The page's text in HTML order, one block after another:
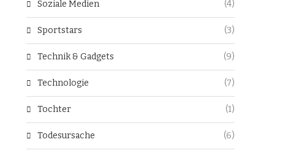
Soziale Medien (4)
Sportstars (3)
Technik & Gadgets (9)
Technologie (7)
Tochter (1)
Todesursache (6)